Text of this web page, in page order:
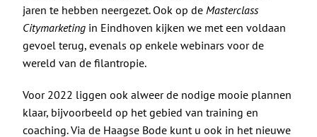
jaren te hebben neergezet. Ook op de Masterclass
Citymarketing in Eindhoven kijken we met een voldaan
gevoel terug, evenals op enkele webinars voor de
wereld van de filantropie.
Voor 2022 liggen ook alweer de nodige mooie plannen
klaar, bijvoorbeeld op het gebied van training en
coaching. Via de Haagse Bode kunt u ook in het nieuwe